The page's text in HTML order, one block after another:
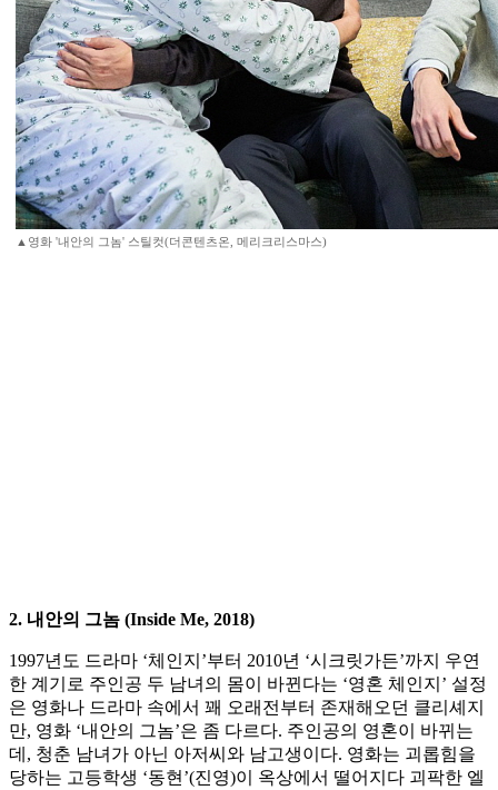
▲영화 '내안의 그놈' 스틸컷(더콘텐츠온, 메리크리스마스)
2. 내안의 그놈 (Inside Me, 2018)
1997년도 드라마 ‘체인지’부터 2010년 ‘시크릿가든’까지 우연
한 계기로 주인공 두 남녀의 몸이 바뀐다는 ‘영혼 체인지’ 설정
은 영화나 드라마 속에서 꽤 오래전부터 존재해오던 클리셰지
만, 영화 ‘내안의 그놈’은 좀 다르다. 주인공의 영혼이 바뀌는
데, 청춘 남녀가 아닌 아저씨와 남고생이다. 영화는 괴롭힘을
당하는 고등학생 ‘동현’(진영)이 옥상에서 떨어지다 괴팍한 엘